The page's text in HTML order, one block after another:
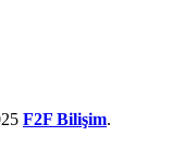
F2F Bilişim.